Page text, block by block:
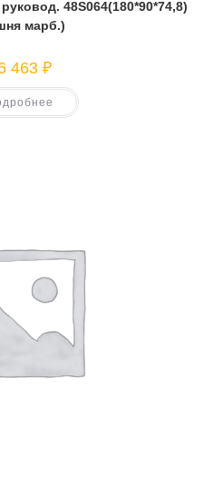
48S064(180*90*74,8)
марб.)
463 ₽